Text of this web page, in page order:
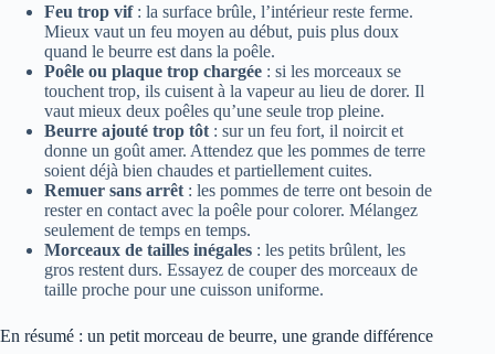
Feu trop vif: la surface brûle, l’intérieur reste ferme.
Mieux vaut un feu moyen au début, puis plus doux
quand le beurre est dans la poêle.
Poêle ou plaque trop chargée : si les morceaux se
touchent trop, ils cuisent à la vapeur au lieu de dorer. Il
vaut mieux deux poêles qu’une seule trop pleine.
Beurre ajouté trop tôt : sur un feu fort, il noircit et
donne un goût amer. Attendez que les pommes de terre
soient déjà bien chaudes et partiellement cuites.
Remuer sans arrêt : les pommes de terre ont besoin de
rester en contact avec la poêle pour colorer. Mélangez
seulement de temps en temps.
Morceaux de tailles inégales : les petits brûlent, les
gros restent durs. Essayez de couper des morceaux de
taille proche pour une cuisson uniforme.
En résumé : un petit morceau de beurre, une grande différence